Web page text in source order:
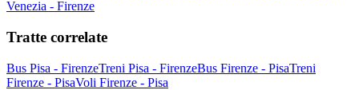
Venezia - Firenze
Tratte correlate
Bus Pisa - FirenzeTreni Pisa - FirenzeBus Firenze - PisaTreni
Firenze - PisaVoli Firenze - Pisa